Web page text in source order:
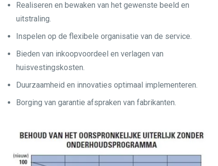
Realiseren en bewaken van het gewenste beeld en
uitstraling.
Inspelen op de flexibele organisatie van de service.
Bieden van inkoopvoordeel en verlagen van
huisvestingskosten.
Duurzaamheid en innovaties optimaal implementeren.
Borging van garantie afspraken van fabrikanten.